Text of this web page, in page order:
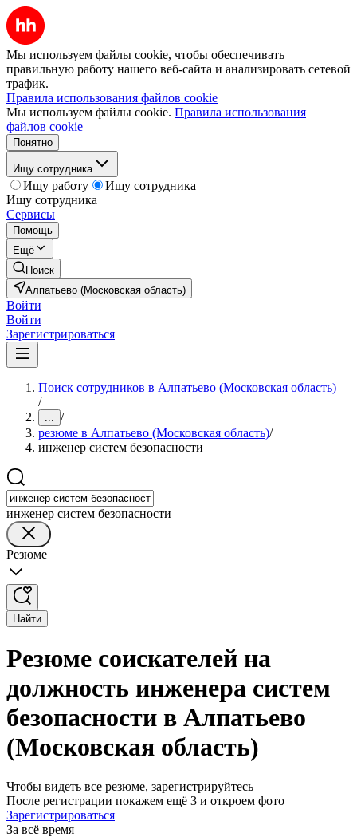
Мы используем файлы cookie, чтобы обеспечивать
правильную работу нашего веб-сайта и анализировать сетевой
трафик.
Правила использования файлов cookie
Мы используем файлы cookie. Правила использования
файлов cookie
Понятно
Ищу сотрудника
Ищу работу
Ищу сотрудника
Ищу сотрудника
Сервисы
Помощь
Ещё
Поиск
Алпатьево (Московская область)
Войти
Войти
Зарегистрироваться
Поиск сотрудников в Алпатьево (Московская область)
/
... /
резюме в Алпатьево (Московская область)/
инженер систем безопасности
инженер систем безопасности
Резюме
Найти
Резюме соискателей на
должность инженера систем
безопасности в Алпатьево
(Московская область)
Чтобы видеть все резюме, зарегистрируйтесь
После регистрации покажем ещё 3 и откроем фото
Зарегистрироваться
За всё время